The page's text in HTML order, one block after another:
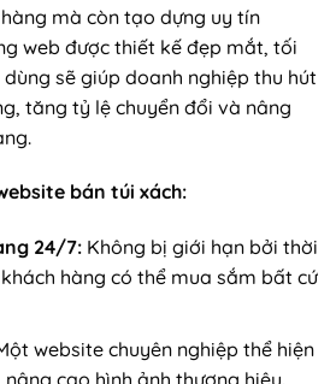
mà còn tạo dựng uy tín
web được thiết kế đẹp mắt, tối
sẽ giúp doanh nghiệp thu hút
tăng tỷ lệ chuyển đổi và nâng
bán túi xách:
24/7:Không bị giới hạn bởi thời
hàng có thể mua sắm bất cứ
website chuyên nghiệp thể hiện
cao hình ảnh thương hiệu.